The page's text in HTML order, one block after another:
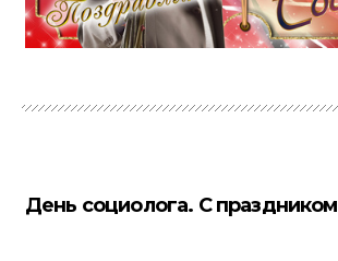
День социолога. С праздником